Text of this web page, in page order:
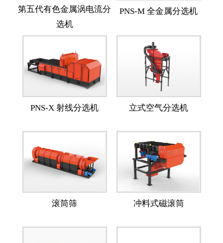
第五代有色金属涡电流分
选机
PNS-M 全金属分选机
PNS-X 射线分选机 立式空气分选机
滚筒筛 冲料式磁滚筒